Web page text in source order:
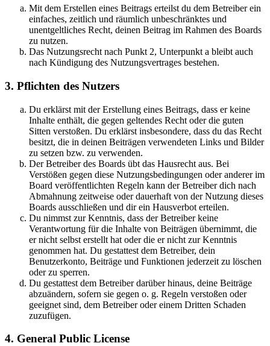
Mit dem Erstellen eines Beitrags erteilst du dem Betreiber ein
einfaches, zeitlich und räumlich unbeschränktes und
unentgeltliches Recht, deinen Beitrag im Rahmen des Boards
zu nutzen.
Das Nutzungsrecht nach Punkt 2, Unterpunkt a bleibt auch
nach Kündigung des Nutzungsvertrages bestehen.
3. Pflichten des Nutzers
Du erklärst mit der Erstellung eines Beitrags, dass er keine
Inhalte enthält, die gegen geltendes Recht oder die guten
Sitten verstoßen. Du erklärst insbesondere, dass du das Recht
besitzt, die in deinen Beiträgen verwendeten Links und Bilder
zu setzen bzw. zu verwenden.
Der Betreiber des Boards übt das Hausrecht aus. Bei
Verstößen gegen diese Nutzungsbedingungen oder anderer im
Board veröffentlichten Regeln kann der Betreiber dich nach
Abmahnung zeitweise oder dauerhaft von der Nutzung dieses
Boards ausschließen und dir ein Hausverbot erteilen.
Du nimmst zur Kenntnis, dass der Betreiber keine
Verantwortung für die Inhalte von Beiträgen übernimmt, die
er nicht selbst erstellt hat oder die er nicht zur Kenntnis
genommen hat. Du gestattest dem Betreiber, dein
Benutzerkonto, Beiträge und Funktionen jederzeit zu löschen
oder zu sperren.
Du gestattest dem Betreiber darüber hinaus, deine Beiträge
abzuändern, sofern sie gegen o. g. Regeln verstoßen oder
geeignet sind, dem Betreiber oder einem Dritten Schaden
zuzufügen.
4. General Public License